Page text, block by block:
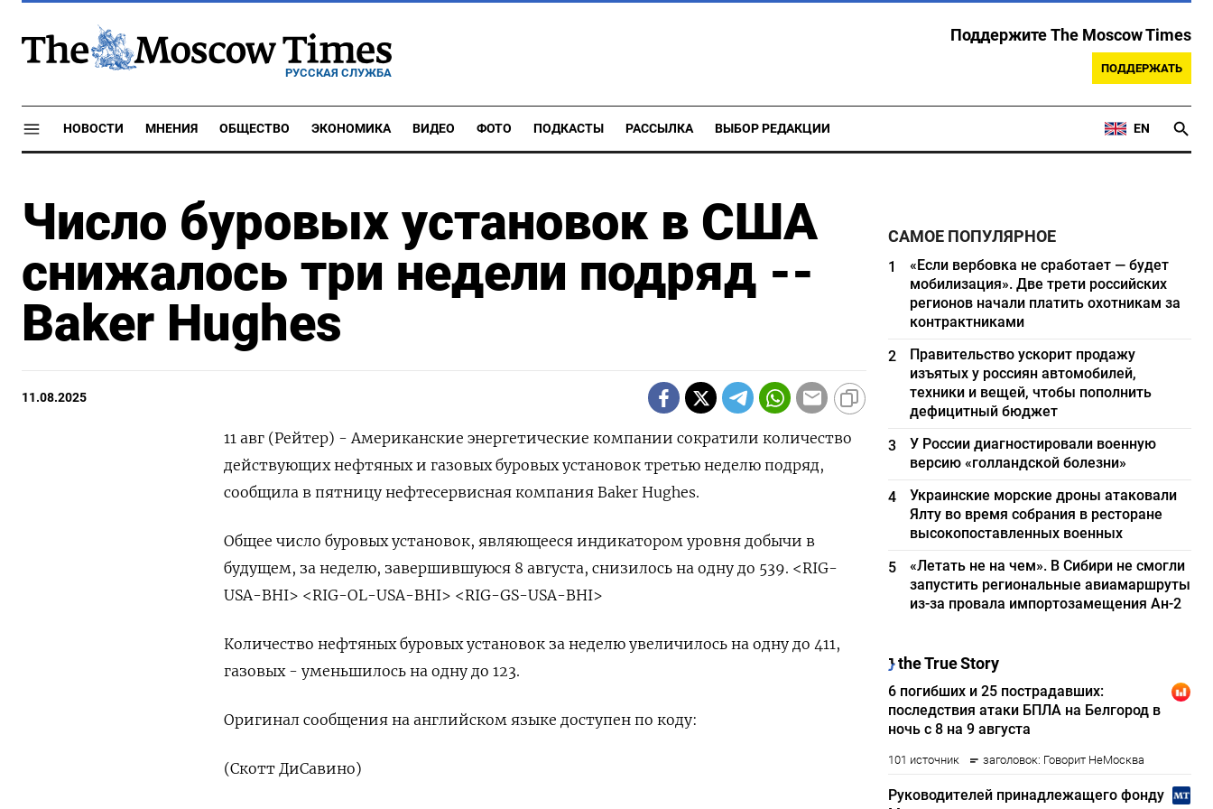
РУССКАЯ СЛУЖБА
Поддержите The Moscow Times
ПОДДЕРЖАТЬ
НОВОСТИ МНЕНИЯ ОБЩЕСТВО ЭКОНОМИКА ВИДЕО ФОТО ПОДКАСТЫ РАССЫЛКА ВЫБОР РЕДАКЦИИ EN
Число буровых установок в США
снижалось три недели подряд --
Baker Hughes
11.08.2025
11 авг (Рейтер) - Американские энергетические компании сократили количество
действующих нефтяных и газовых буровых установок третью неделю подряд,
сообщила в пятницу нефтесервисная компания Baker Hughes.
Общее число буровых установок, являющееся индикатором уровня добычи в
будущем, за неделю, завершившуюся 8 августа, снизилось на одну до 539. <RIG-
USA-BHI> <RIG-OL-USA-BHI> <RIG-GS-USA-BHI>
Количество нефтяных буровых установок за неделю увеличилось на одну до 411,
газовых - уменьшилось на одну до 123.
Оригинал сообщения на английском языке доступен по коду:
(Скотт ДиСавино)
САМОЕ ПОПУЛЯРНОЕ
1
«Если вербовка не сработает — будет
мобилизация». Две трети российских
регионов начали платить охотникам за
контрактниками
2
Правительство ускорит продажу
изъятых у россиян автомобилей,
техники и вещей, чтобы пополнить
дефицитный бюджет
3
У России диагностировали военную
версию «голландской болезни»
4
Украинские морские дроны атаковали
Ялту во время собрания в ресторане
высокопоставленных военных
5
«Летать не на чем». В Сибири не смогли
запустить региональные авиамаршруты
из-за провала импортозамещения Ан-2